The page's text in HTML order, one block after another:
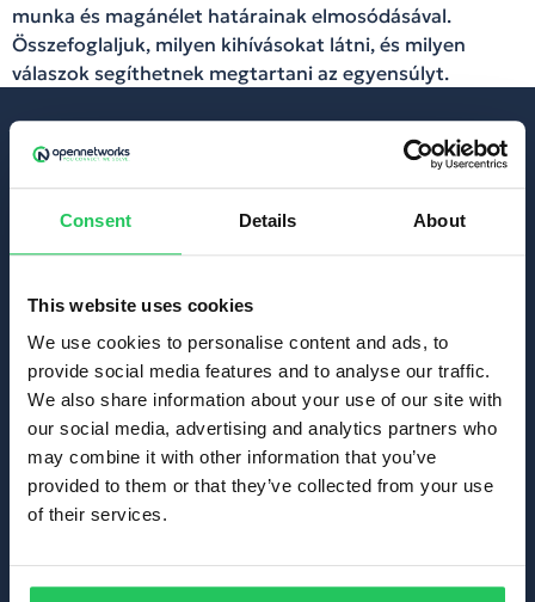
Consent Details About
This website uses cookies
We use cookies to personalise content and ads, to
provide social media features and to analyse our traffic.
We also share information about your use of our site with
our social media, advertising and analytics partners who
may combine it with other information that you’ve
provided to them or that they’ve collected from your use
of their services.
munka és magánélet határainak elmosódásával.
Összefoglaljuk, milyen kihívásokat látni, és milyen
válaszok segíthetnek megtartani az egyensúlyt.
Kapcsolat
Tanúsítványaink